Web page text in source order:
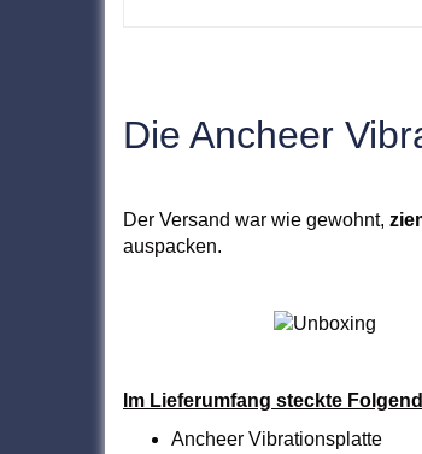
Die Ancheer
Der Versand war wie gewohnt,
auspacken.
Im Lieferumfang steckte
Ancheer Vibrationsplatte